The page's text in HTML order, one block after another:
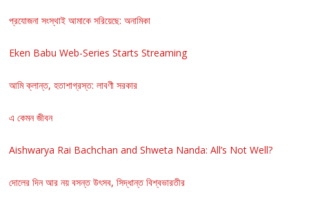
প্রযোজনা সংস্থাই আমাকে সরিয়েছে: অনামিকা
Eken Babu Web-Series Starts Streaming
আমি ক্লান্ত, হতাশাগ্রস্ত: লাবণী সরকার
এ কেমন জীবন
Aishwarya Rai Bachchan and Shweta Nanda: All’s Not Well?
দোলের দিন আর নয় বসন্ত উৎসব, সিদ্ধান্ত বিশ্বভারতীর